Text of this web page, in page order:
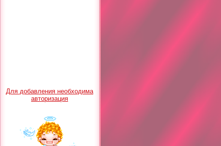
Для добавления необходима
авторизация